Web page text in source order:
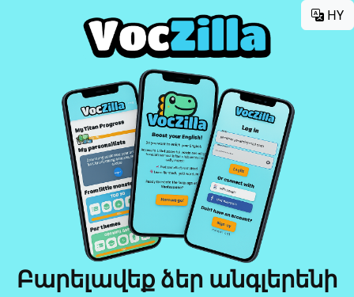
HY
Բարելավեք ձեր անգլերենի